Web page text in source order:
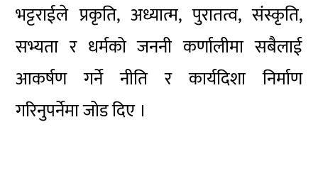
भट्टराईले प्रकृति, अध्यात्म, पुरातत्व, संस्कृति,
सभ्यता र धर्मको जननी कर्णालीमा सबैलाई
आकर्षण गर्ने नीति र कार्यदिशा निर्माण
गरिनुपर्नेमा जोड दिए ।